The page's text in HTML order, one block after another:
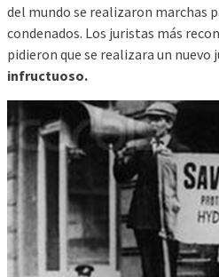
del mundo se realizaron marchas
condenados. Los juristas más
pidieron que se realizara un nuevo
infructuoso.